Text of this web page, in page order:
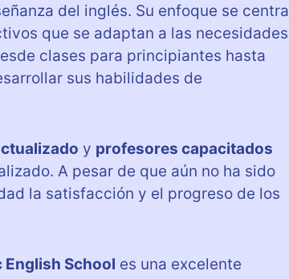
del inglés. Su enfoque se centra
que se adaptan a las necesidades
clases para principiantes hasta
sus habilidades de
y profesores capacitados
A pesar de que aún no ha sido
la satisfacción y el progreso de los
English School es una excelente